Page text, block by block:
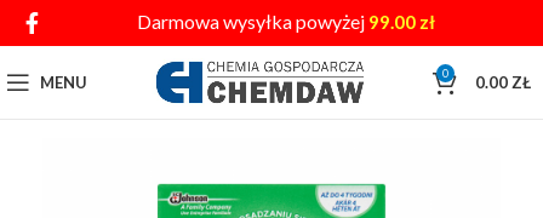
Darmowa wysyłka powyżej 99.00 zł
MENU 0 0.00 ZŁ